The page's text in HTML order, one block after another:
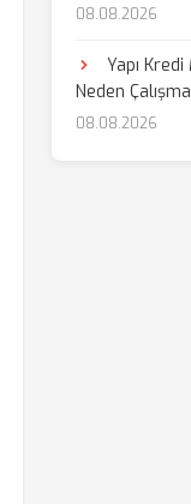
08.08.2026
Yapı
Neden
08.08.2026